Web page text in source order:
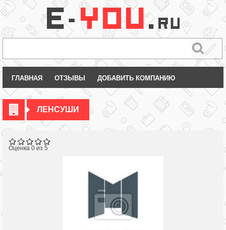
ГЛАВНАЯ ОТЗЫВЫ ДОБАВИТЬ КОМПАНИЮ
ЛЕНСУШИ
Оценка 0 из 5